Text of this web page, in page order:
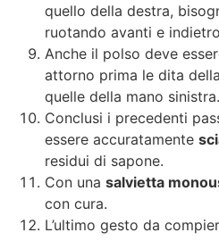
quello della destra,
ruotando avanti e
Anche il polso deve
attorno prima le dita
quelle della mano sinistra.
Conclusi i precedenti
essere accuratamente
residui di sapone.
Con una salvietta
con cura.
L’ultimo gesto da